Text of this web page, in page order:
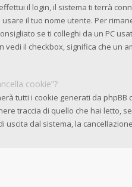
il login, il sistema ti terrà
il tuo nome utente. Per
se ti colleghi da un PC
vedi il checkbox, significa che un
cookie”?
tutti i cookie generati da
traccia di quello che hai letto,
uscita dal sistema, la